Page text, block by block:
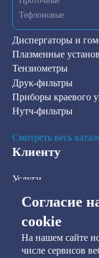
Согласие
cookie
На нашем сайте
числе сервисов
Тефлоновые
Диспергаторы и
Плазменные
Тензиометры
Друк-фильтры
Приборы краевого
Нутч-фильтры
Смотреть весь
Клиенту
Услуги
В наличии на складе
Наша